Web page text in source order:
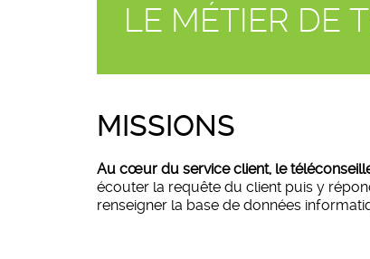
LE MÉTIER DE
MISSIONS
Au cœur du service client, le
écouter la requête du client puis y
renseigner la base de données